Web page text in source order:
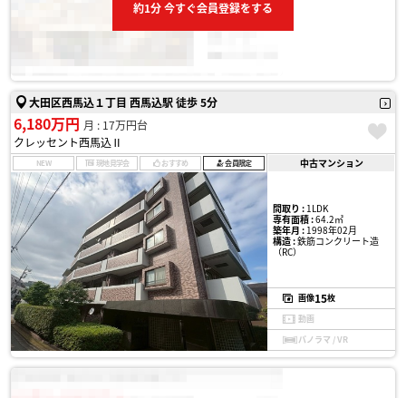
約1分 今すぐ会員登録をする
大田区西馬込１丁目 西馬込駅 徒歩 5分
6,180万円 月 : 17万円台
クレッセント西馬込Ⅱ
NEW 現地見学会 おすすめ 会員限定 中古マンション
間取り :1LDK
専有面積 :64.2㎡
築年月 :1998年02月
構造 :鉄筋コンクリート造
（RC）
画像15枚
動画
パノラマ / VR